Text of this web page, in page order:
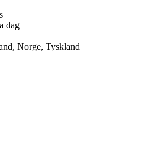
dag
Norge, Tyskland